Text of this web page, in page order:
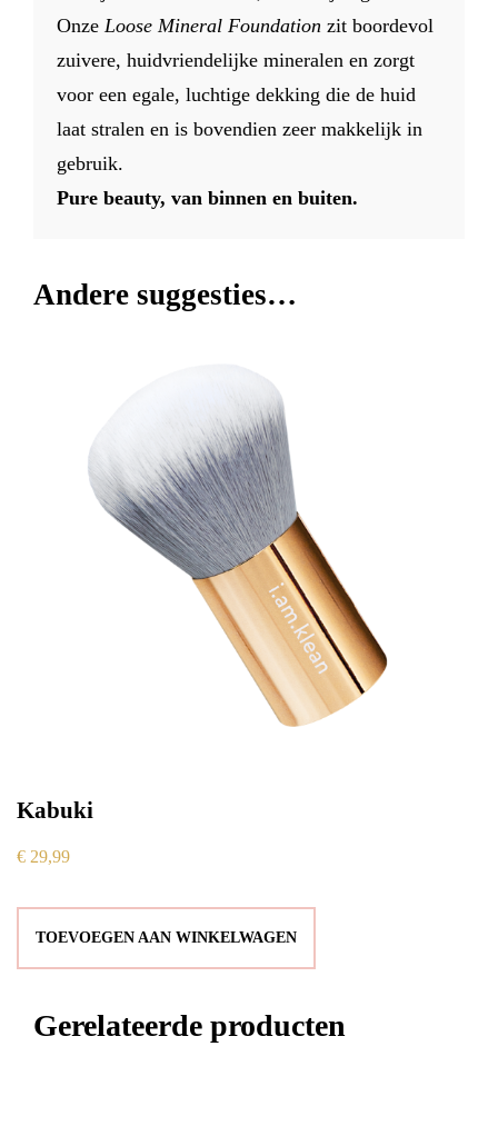
Onze Loose Mineral Foundation zit boordevol
zuivere, huidvriendelijke mineralen en zorgt
voor een egale, luchtige dekking die de huid
laat stralen en is bovendien zeer makkelijk in
gebruik.
Pure beauty, van binnen en buiten.
Andere suggesties…
Kabuki
€ 29,99
TOEVOEGEN AAN WINKELWAGEN
Gerelateerde producten